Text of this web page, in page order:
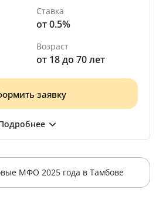
Ставка
от 0.5%
Возраст
от 18 до 70 лет
заявку
МФО 2025 года в Тамбове